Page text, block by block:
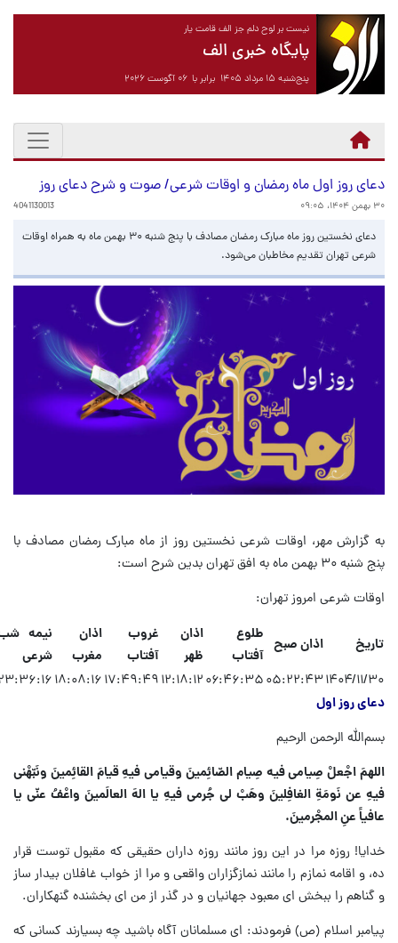
نیست بر لوح دلم جز الف قامت یار
پایگاه خبری الف
پنج‌شنبه ۱۵ مرداد ۱۴۰۵ برابر با ۰۶ آگوست ۲۰۲۶
دعای روز اول ماه رمضان و اوقات شرعی/ صوت و شرح دعای روز
۳۰ بهمن ۱۴۰۴، ۰۹:۰۵ 4041130013
دعای نخستین روز ماه مبارک رمضان مصادف با پنج شنبه ۳۰ بهمن ماه به همراه اوقات
شرعی تهران تقدیم مخاطبان می‌شود.
به گزارش مهر، اوقات شرعی نخستین روز از ماه مبارک رمضان مصادف با
پنج شنبه ۳۰ بهمن ماه به افق تهران بدین شرح است:
اوقات شرعی امروز تهران:
تاریخ اذان صبح
طلوع
آفتاب
اذان
ظهر
غروب
آفتاب
اذان
مغرب
نیمه شب
شرعی
۱۴۰۴/۱۱/۳۰۰۵:۲۲:۴۳۰۶:۴۶:۳۵۱۲:۱۸:۱۲۱۷:۴۹:۴۹۱۸:۰۸:۱۶۲۳:۳۶:۱۶
دعای روز اول
بسم‌الله الرحمن الرحیم
اللهمَ اجْعلْ صِیامی فیه صِیام الصّائِمینَ وقیامی فیهِ قیامَ القائِمینَ ونَبّهْنی
فیهِ عن نَومَةِ الغافِلینَ وهَبْ لی جُرمی فیهِ یا الهَ العالَمینَ واعْفُ عنّی یا
عافیاً عنِ المجْرمینَ.
خدایا! روزه مرا در این روز مانند روزه داران حقیقی که مقبول توست قرار
ده، و اقامه نمازم را مانند نمازگزاران واقعی و مرا از خواب غافلان بیدار ساز
و گناهم را ببخش ای معبود جهانیان و در گذر از من ای بخشنده گنهکاران.
پیامبر اسلام (ص) فرمودند: ای مسلمانان آگاه باشید چه بسیارند کسانی که